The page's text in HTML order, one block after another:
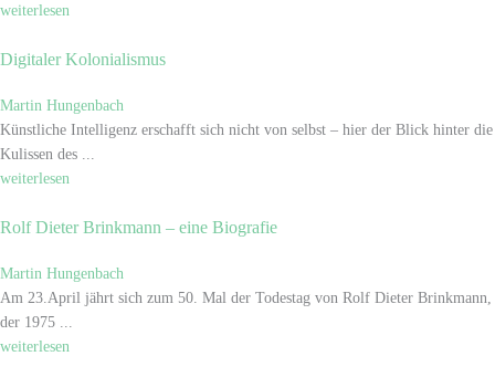
weiterlesen
Digitaler Kolonialismus
Martin Hungenbach
Künstliche Intelligenz erschafft sich nicht von selbst – hier der Blick hinter die
Kulissen des ...
weiterlesen
Rolf Dieter Brinkmann – eine Biografie
Martin Hungenbach
Am 23.April jährt sich zum 50. Mal der Todestag von Rolf Dieter Brinkmann,
der 1975 ...
weiterlesen